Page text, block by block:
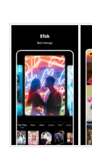
Casual
Educational
First
Person
Horror